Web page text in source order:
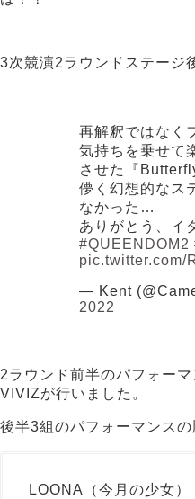
3次競演2ラウンドステージ
再解釈ではなく
気持ちを乗せて
させた『
儚く幻想的なス
なかった…
ありがとう、イ
#QUEENDOM2
pic.twitter.com/
— Kent
2022
2ラウンド前半のパフォー
VIVIZが行いました。
後半3組のパフォーマンス
LOONA（今月の少女